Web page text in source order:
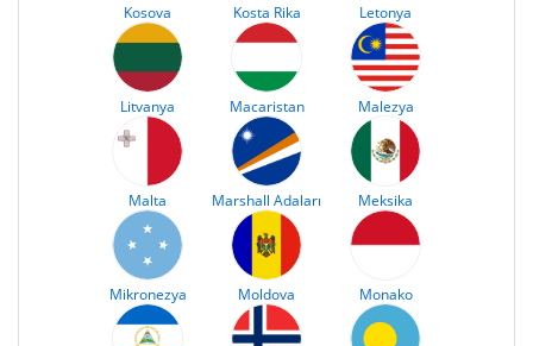
Kosova Kosta Rika Letonya
Litvanya Macaristan Malezya
Malta Marshall Adaları Meksika
Mikronezya Moldova Monako